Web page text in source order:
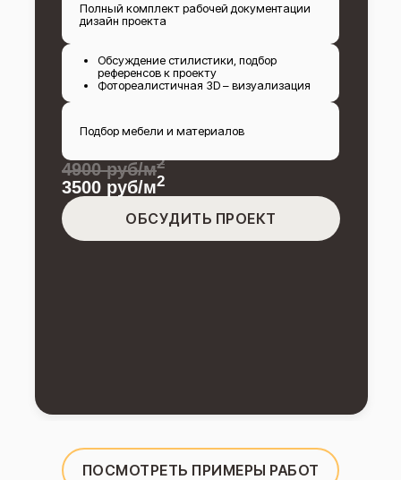
Полный комплект рабочей документации
дизайн проекта
Обсуждение стилистики, подбор
референсов к проекту
Фотореалистичная 3D – визуализация
Подбор мебели и материалов
4900 руб/м2
3500 руб/м2
ОБСУДИТЬ ПРОЕКТ
ПОСМОТРЕТЬ ПРИМЕРЫ РАБОТ